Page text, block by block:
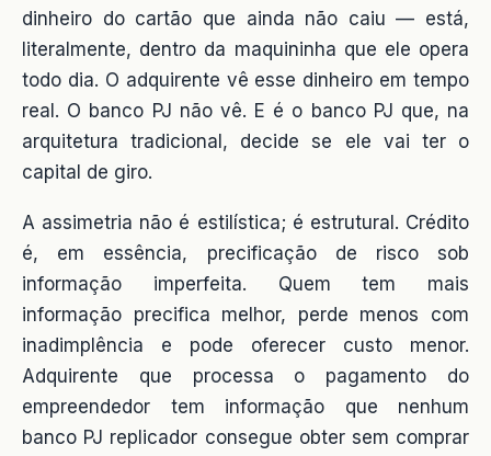
dinheiro do cartão que ainda não caiu — está,
literalmente, dentro da maquininha que ele opera
todo dia. O adquirente vê esse dinheiro em tempo
real. O banco PJ não vê. E é o banco PJ que, na
arquitetura tradicional, decide se ele vai ter o
capital de giro.
A assimetria não é estilística; é estrutural. Crédito
é, em essência, precificação de risco sob
informação imperfeita. Quem tem mais
informação precifica melhor, perde menos com
inadimplência e pode oferecer custo menor.
Adquirente que processa o pagamento do
empreendedor tem informação que nenhum
banco PJ replicador consegue obter sem comprar